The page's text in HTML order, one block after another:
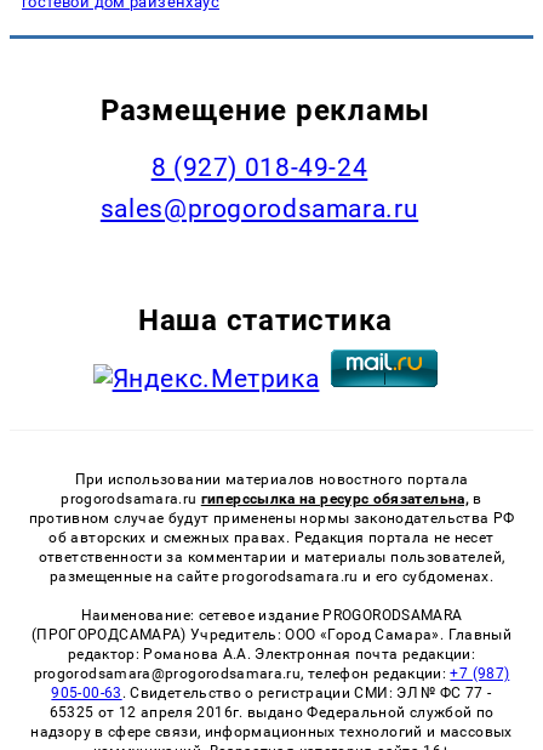
Размещение рекламы
8 (927) 018-49-24
sales@progorodsamara.ru
Наша статистика
При использовании материалов новостного портала
progorodsamara.ru гиперссылка на ресурс обязательна, в
противном случае будут применены нормы законодательства РФ
об авторских и смежных правах. Редакция портала не несет
ответственности за комментарии и материалы пользователей,
размещенные на сайте progorodsamara.ru и его субдоменах.
Наименование: сетевое издание PROGORODSAMARA
(ПРОГОРОДСАМАРА) Учредитель: ООО «Город Самара». Главный
редактор: Романова А.А. Электронная почта редакции:
progorodsamara@progorodsamara.ru, телефон редакции:+7 (987)
905-00-63 . Свидетельство о регистрации СМИ: ЭЛ № ФС 77 -
65325 от 12 апреля 2016г. выдано Федеральной службой по
надзору в сфере связи, информационных технологий и массовых